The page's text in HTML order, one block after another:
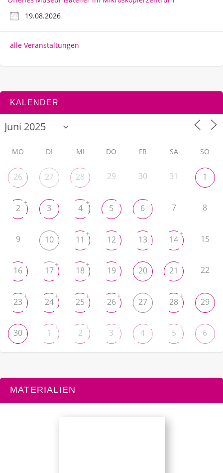
19.08.2026
alle Veranstaltungen
KALENDER
MO DI MI DO FR SA SO
26 27 28 29 30 31 1
2
+
3 4
+
5 6 7 8
9 10 11
+
12 13 14
+
15
16 17
+
18
+
19 20 21 22
23
+
24
+
25
+
26
+
27 28
+
29
30 1
+
2
+
3
+
4 5
+
6
MATERIALIEN